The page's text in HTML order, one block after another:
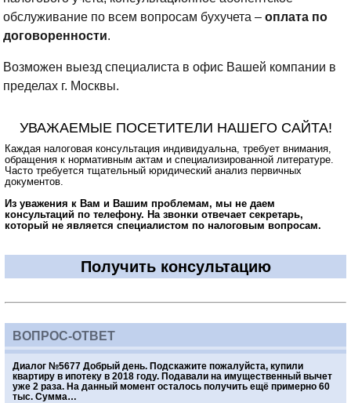
обслуживание по всем вопросам бухучета –оплата по
договоренности.
Возможен выезд специалиста в офис Вашей компании в
пределах г. Москвы.
УВАЖАЕМЫЕ ПОСЕТИТЕЛИ НАШЕГО САЙТА!
Каждая налоговая консультация индивидуальна, требует внимания,
обращения к нормативным актам и специализированной литературе.
Часто требуется тщательный юридический анализ первичных
документов.
Из уважения к Вам и Вашим проблемам, мы не даем
консультаций по телефону. На звонки отвечает секретарь,
который не является специалистом по налоговым вопросам.
Получить консультацию
ВОПРОС-ОТВЕТ
Диалог №5677 Добрый день. Подскажите пожалуйста, купили
квартиру в ипотеку в 2018 году. Подавали на имущественный вычет
уже 2 раза. На данный момент осталось получить ещё примерно 60
тыс. Сумма…